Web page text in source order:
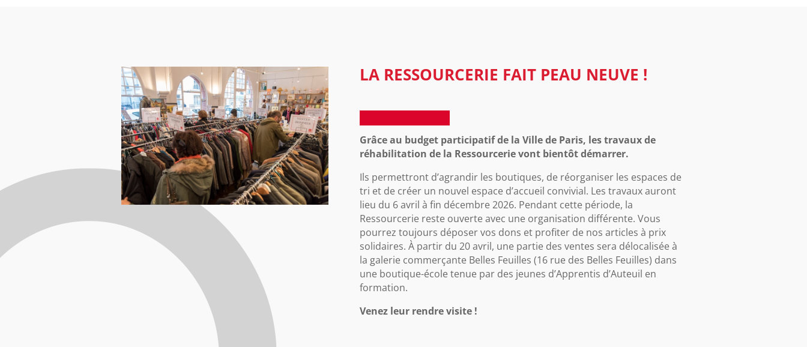
LA RESSOURCERIE FAIT PEAU NEUVE !
Grâce au budget participatif de la Ville de Paris, les travaux de
réhabilitation de la Ressourcerie vont bientôt démarrer.
Ils permettront d’agrandir les boutiques, de réorganiser les espaces de
tri et de créer un nouvel espace d’accueil convivial. Les travaux auront
lieu du 6 avril à fin décembre 2026. Pendant cette période, la
Ressourcerie reste ouverte avec une organisation différente. Vous
pourrez toujours déposer vos dons et profiter de nos articles à prix
solidaires. À partir du 20 avril, une partie des ventes sera délocalisée à
la galerie commerçante Belles Feuilles (16 rue des Belles Feuilles) dans
une boutique-école tenue par des jeunes d’Apprentis d’Auteuil en
formation.
Venez leur rendre visite !